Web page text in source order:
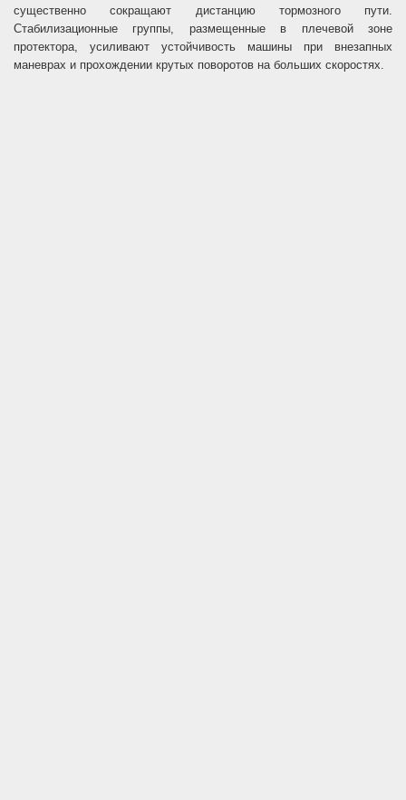
существенно сокращают дистанцию тормозного пути.
Стабилизационные группы, размещенные в плечевой зоне
протектора, усиливают устойчивость машины при внезапных
маневрах и прохождении крутых поворотов на больших скоростях.